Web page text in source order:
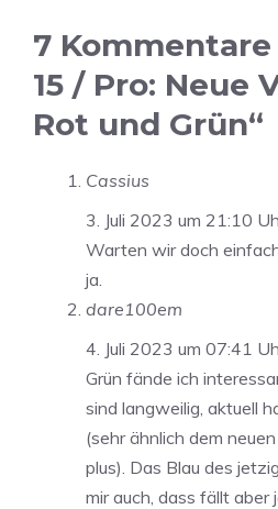
7 Kommentare
15 / Pro: Neue
Rot und Grün“
Cassius
3. Juli 2023 um 21:10
Warten wir doch einfach
ja.
dare100em
4. Juli 2023 um 07:41
Grün fände ich
sind langweilig, aktuell
(sehr ähnlich dem
plus). Das Blau des
mir auch, dass fällt aber